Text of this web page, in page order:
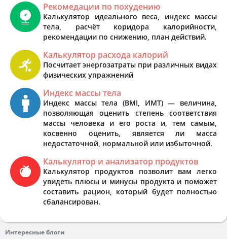
Рекомедации по похудению
Калькулятор идеального веса, индекс массы
тела, расчёт коридора калорийности,
рекомендации по снижению, план действий.
Калькулятор расхода калорий
Посчитает энергозатраты при различных видах
физических упражнений
Индекс массы тела
Индекс массы тела (BMI, ИМТ) — величина,
позволяющая оценить степень соответствия
массы человека и его роста и, тем самым,
косвенно оценить, является ли масса
недостаточной, нормальной или избыточной.
Калькулятор и анализатор продуктов
Калькулятор продуктов позволит вам легко
увидеть плюсы и минусы продукта и поможет
составить рацион, который будет полностью
сбалансирован.
Интересные блоги